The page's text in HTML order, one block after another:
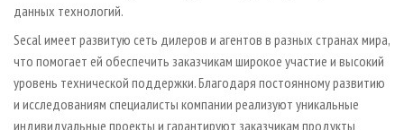
ИНСТРУМЕНТ И МАТЕРИАЛЫ
БИБЛИОТЕКА СПЕЦИАЛИСТА
данных технологий.
Secal имеет развитую сеть дилеров и агентов в разных странах мира,
что помогает ей обеспечить заказчикам широкое участие и высокий
уровень технической поддержки. Благодаря постоянному развитию
и исследованиям специалисты компании реализуют уникальные
индивидуальные проекты и гарантируют заказчикам продукты